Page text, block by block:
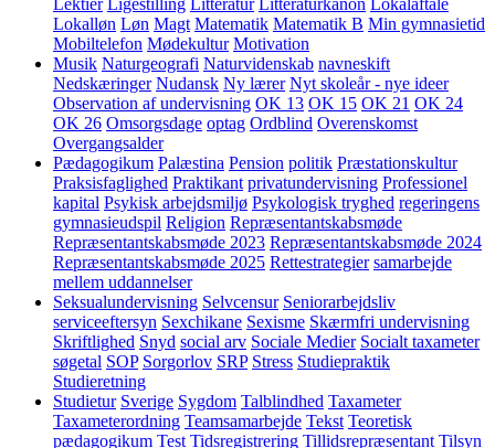
Lektier Ligestilling Litteratur Litteraturkanon Lokalaftale
Lokalløn Løn Magt Matematik Matematik B Min gymnasietid
Mobiltelefon Mødekultur Motivation
Musik Naturgeografi Naturvidenskab navneskift
Nedskæringer Nudansk Ny lærer Nyt skoleår - nye ideer
Observation af undervisning OK 13 OK 15 OK 21 OK 24
OK 26 Omsorgsdage optag Ordblind Overenskomst
Overgangsalder
Pædagogikum Palæstina Pension politik Præstationskultur
Praksisfaglighed Praktikant privatundervisning Professionel
kapital Psykisk arbejdsmiljø Psykologisk tryghed regeringens
gymnasieudspil Religion Repræsentantskabsmøde
Repræsentantskabsmøde 2023 Repræsentantskabsmøde 2024
Repræsentantskabsmøde 2025 Rettestrategier samarbejde
mellem uddannelser
Seksualundervisning Selvcensur Seniorarbejdsliv
serviceeftersyn Sexchikane Sexisme Skærmfri undervisning
Skriftlighed Snyd social arv Sociale Medier Socialt taxameter
søgetal SOP Sorgorlov SRP Stress Studiepraktik
Studieretning
Studietur Sverige Sygdom Talblindhed Taxameter
Taxameterordning Teamsamarbejde Tekst Teoretisk
pædagogikum Test Tidsregistrering Tillidsrepræsentant Tilsyn